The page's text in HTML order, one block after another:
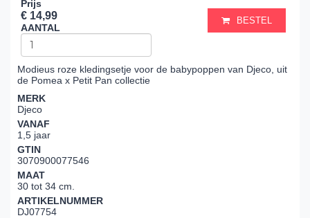
Prijs
€ 14,99
AANTAL
BESTEL
Modieus roze kledingsetje voor de babypoppen van Djeco, uit
de Pomea x Petit Pan collectie
MERK
Djeco
VANAF
1,5 jaar
GTIN
3070900077546
MAAT
30 tot 34 cm.
ARTIKELNUMMER
DJ07754